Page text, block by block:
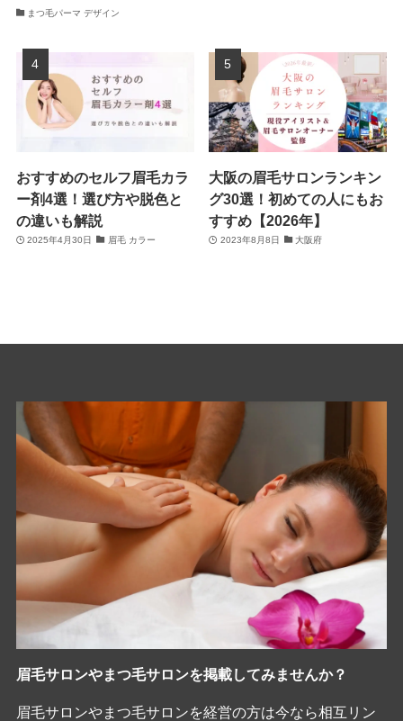
まつ毛パーマ デザイン
おすすめのセルフ眉毛カラ
ー剤4選！選び方や脱色と
の違いも解説
2025年4月30日 眉毛 カラー
大阪の眉毛サロンランキン
グ30選！初めての人にもお
すすめ【2026年】
2023年8月8日 大阪府
眉毛サロンやまつ毛サロンを掲載してみませんか？
眉毛サロンやまつ毛サロンを経営の方は今なら相互リン